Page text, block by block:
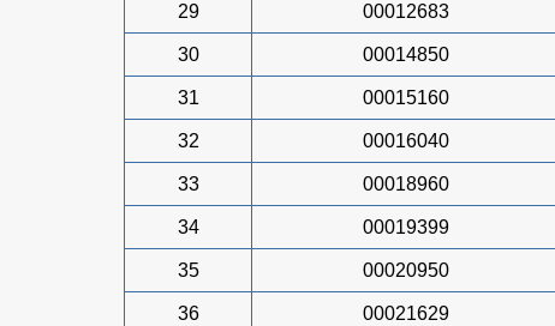
29 00012683
30 00014850
31 00015160
32 00016040
33 00018960
34 00019399
35 00020950
36 00021629